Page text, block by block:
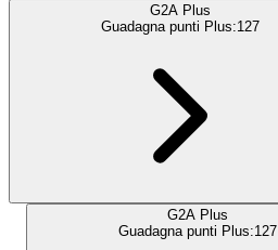
G2A Plus
Guadagna punti Plus:127
G2A Plus
Guadagna punti Plus:127